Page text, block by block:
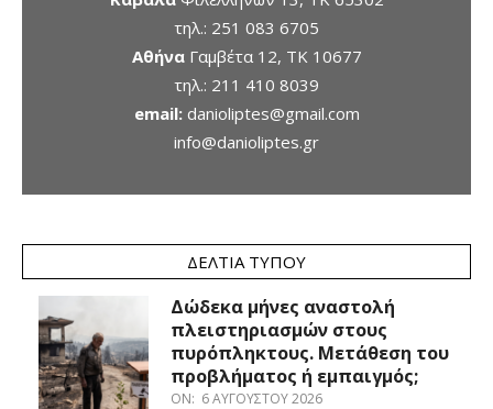
τηλ.: 251 083 6705
ΑθήναΓαμβέτα 12, ΤΚ 10677
τηλ.: 211 410 8039
email: danioliptes@gmail.com
info@danioliptes.gr
ΔΕΛΤΊΑ ΤΎΠΟΥ
Δώδεκα μήνες αναστολή
πλειστηριασμών στους
πυρόπληκτους. Μετάθεση του
προβλήματος ή εμπαιγμός;
ON: 6 ΑΥΓΟΎΣΤΟΥ 2026